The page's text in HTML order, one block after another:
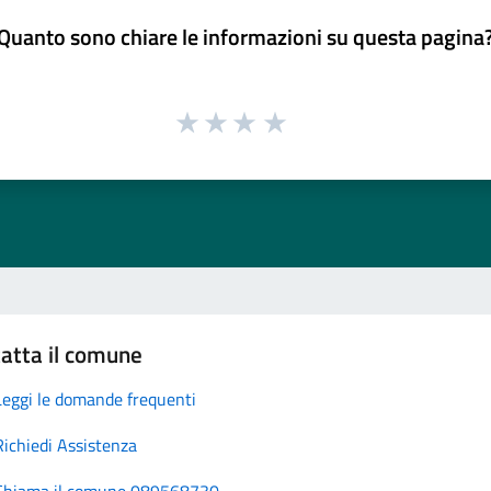
sono chiare le informazioni su questa
il comune
le domande frequenti
Assistenza